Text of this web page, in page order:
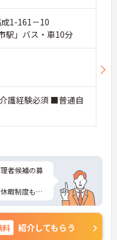
1-161－10
駅」バス・車10分
護経験必須 ■普通自
者候補の募
暇制度もあ
ど、さらに
相談くださ
料 紹介してもらう